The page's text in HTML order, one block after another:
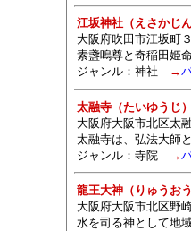
江坂神社（えさかじ
大阪府吹田市江坂町
素盞嗚尊と奇稲田姫
ジャンル： 神社 →
太融寺（たいゆうじ
大阪府大阪市北区太
太融寺は、弘法大師
ジャンル： 寺院→
龍王大神（りゅうお
大阪府大阪市北区野
水を司る神として地